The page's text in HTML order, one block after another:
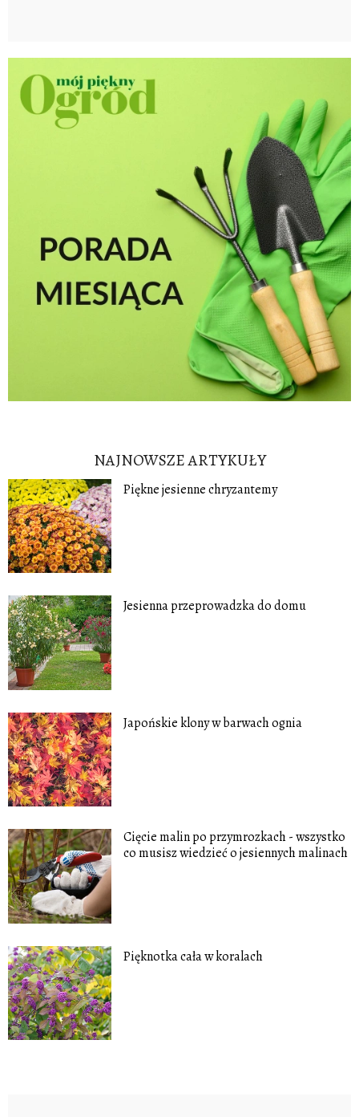
NAJNOWSZE ARTYKUŁY
Piękne jesienne chryzantemy
Jesienna przeprowadzka do domu
Japońskie klony w barwach ognia
Cięcie malin po przymrozkach - wszystko
co musisz wiedzieć o jesiennych malinach
Pięknotka cała w koralach